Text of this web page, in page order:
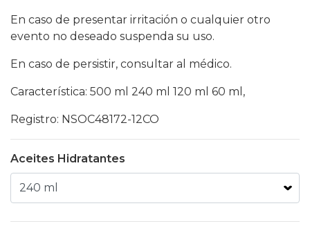
En caso de presentar irritación o cualquier otro
evento no deseado suspenda su uso.
En caso de persistir, consultar al médico.
Característica: 500 ml 240 ml 120 ml 60 ml,
Registro: NSOC48172-12CO
Aceites Hidratantes